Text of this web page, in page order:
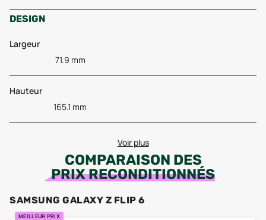
DESIGN
Largeur
71.9 mm
Hauteur
165.1 mm
Voir plus
COMPARAISON DES
PRIX RECONDITIONNÉS
SAMSUNG GALAXY Z FLIP 6
MEILLEUR PRIX